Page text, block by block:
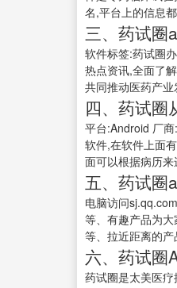
名,平台上的信息
三、药试圈
软件标签:药试圈
热点资讯,全面了
共同推动医药产
四、药试圈
平台:Android 厂
软件,在软件上面
面可以根据病历
五、药试圈
电脑访问
等、有趣产品为
等、拉近距离的
六、药试圈
药试圈是太美医